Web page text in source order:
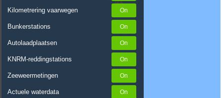
Kilometrering vaarwegen
Bunkerstations
Autolaadplaatsen
KNRM-reddingstations
Zeeweermetingen
Actuele waterdata